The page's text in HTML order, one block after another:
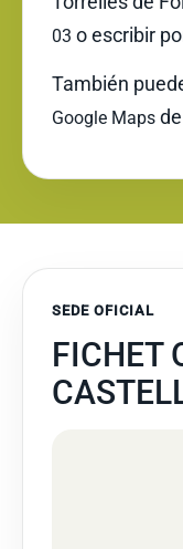
03 o escribir
También
Google Maps
SEDE OFICIAL
FICHET